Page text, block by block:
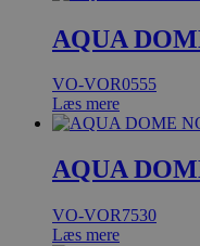
AQUA
VO-VOR0555
Læs mere
AQUA
VO-VOR7530
Læs mere